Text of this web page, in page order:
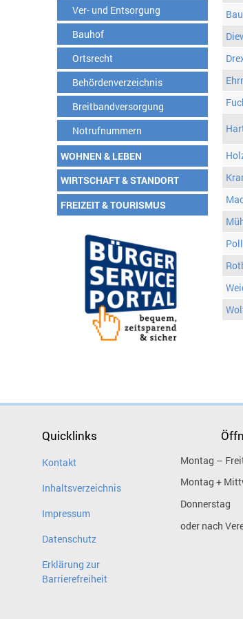
Ver- und Entsorgung
Bauhof
Ortsrecht
Behördenverzeichnis
Breitbandversorgung
Notrufnummern
WOHNEN & LEBEN
WIRTSCHAFT & STANDORT
FREIZEIT & TOURISMUS
Quicklinks
Kontakt
Inhaltsverzeichnis
Impressum
Datenschutz
Erklärung zur
Barrierefreiheit
Montag –
Montag +
Donnerstag
oder nach